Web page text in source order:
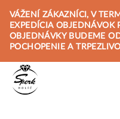
obsah
VÁŽENÍ ZÁKAZNÍCI, V
EXPEDÍCIA OBJEDNÁVOK
OBJEDNÁVKY BUDEME
POCHOPENIE A